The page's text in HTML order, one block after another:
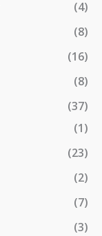
(4)
(8)
(16)
(8)
(37)
(1)
(23)
(2)
(7)
(3)